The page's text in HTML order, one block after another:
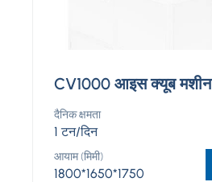
CV1000 आइस क्यूब मशीन
दैनिक क्षमता
1 टन/दिन
आयाम (मिमी)
1800*1650*1750